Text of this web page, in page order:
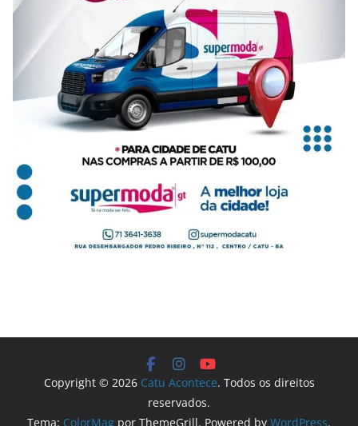
Copyright © 2026 Catu Acontece. Todos os direitos
reservados.
Tema: ColorMag por ThemeGrill. Powered by WordPress.